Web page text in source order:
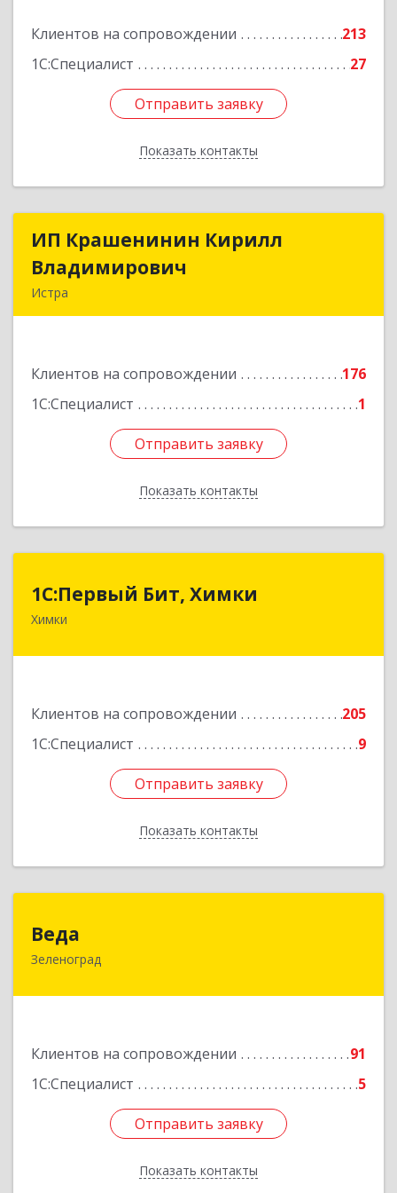
Клиентов на сопровождении
213
1С:Специалист
27
Отправить заявку
Показать контакты
Отправить заявку
Назад
ИП Крашенинин Кирилл
Владимирович
Истра
Клиентов на сопровождении
176
1С:Специалист
1
Отправить заявку
Показать контакты
ИП Крашенинин Кирилл
Подробнее
Отправить заявку
Назад
1С:Первый Бит, Химки
Химки
Клиентов на сопровождении
205
1С:Специалист
9
Отправить заявку
Показать контакты
141402, Московская обл, г.о. Химки, Химки г,
Отправить заявку
Назад
Веда
Зеленоград
Клиентов на сопровождении
91
1С:Специалист
5
Отправить заявку
Показать контакты
124683, Москва г, Зеленоград г, корпус 1504,
Отправить заявку
Назад